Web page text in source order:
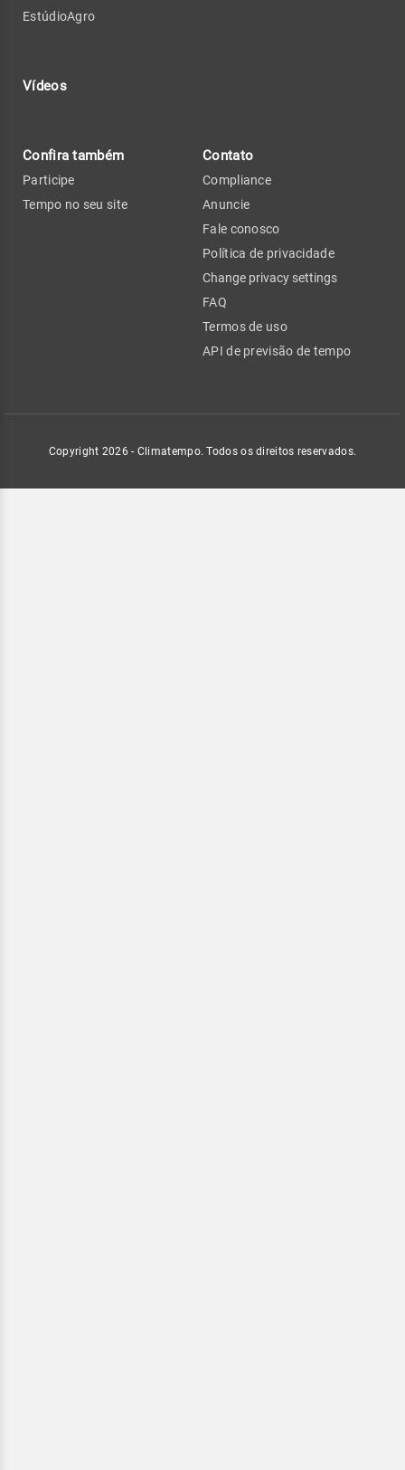
EstúdioAgro
Vídeos
Confira também
Participe
Tempo no seu site
Contato
Compliance
Anuncie
Fale conosco
Política de privacidade
Change privacy settings
FAQ
Termos de uso
API de previsão de tempo
Copyright 2026 - Climatempo. Todos os direitos reservados.